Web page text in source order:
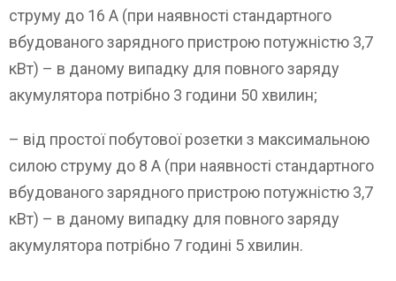
струму до 16 А (при наявності стандартного
вбудованого зарядного пристрою потужністю 3,7
кВт) – в даному випадку для повного заряду
акумулятора потрібно 3 години 50 хвилин;
– від простої побутової розетки з максимальною
силою струму до 8 А (при наявності стандартного
вбудованого зарядного пристрою потужністю 3,7
кВт) – в даному випадку для повного заряду
акумулятора потрібно 7 годині 5 хвилин.